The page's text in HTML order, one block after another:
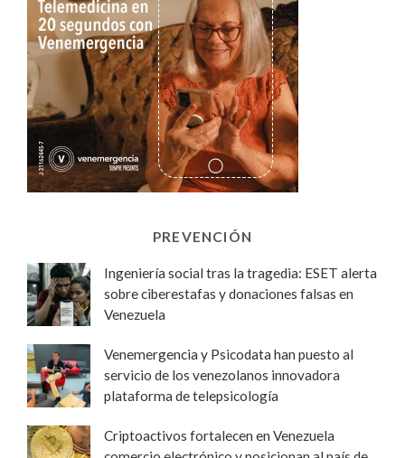
PREVENCIÓN
Ingeniería social tras la tragedia: ESET alerta
sobre ciberestafas y donaciones falsas en
Venezuela
Venemergencia y Psicodata han puesto al
servicio de los venezolanos innovadora
plataforma de telepsicología
Criptoactivos fortalecen en Venezuela